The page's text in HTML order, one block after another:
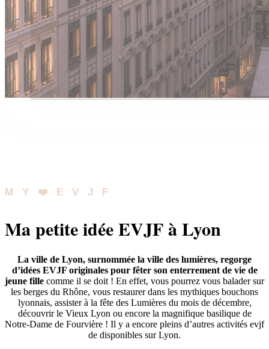
MY❤️EVJF
Ma petite idée EVJF à Lyon
La ville de Lyon, surnommée la ville des lumières, regorge
d’idées EVJF originales pour fêter son enterrement de vie de
jeune fille comme il se doit ! En effet, vous pourrez vous balader sur
les berges du Rhône, vous restaurer dans les mythiques bouchons
lyonnais, assister à la fête des Lumières du mois de décembre,
découvrir le Vieux Lyon ou encore la magnifique basilique de
Notre-Dame de Fourvière ! Il y a encore pleins d’autres activités evjf
de disponibles sur Lyon.